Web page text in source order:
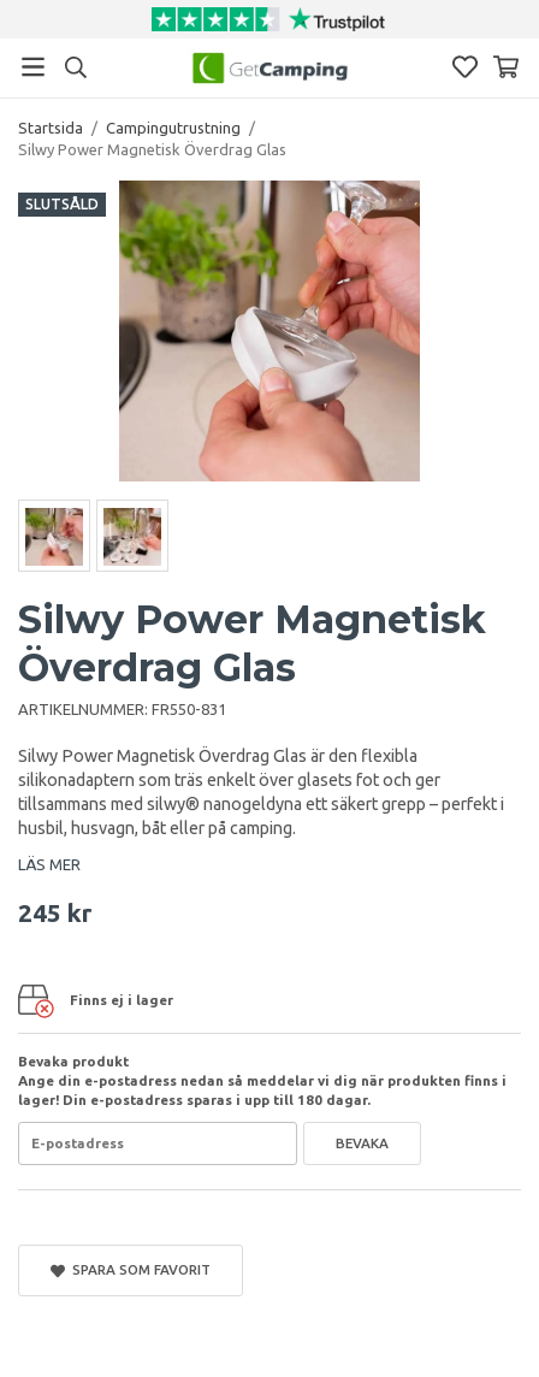
Startsida / Campingutrustning
/
Silwy Power Magnetisk Överdrag Glas
SLUTSÅLD
Silwy Power Magnetisk
Överdrag Glas
ARTIKELNUMMER: FR550-831
Silwy Power Magnetisk Överdrag Glas är den flexibla
silikonadaptern som träs enkelt över glasets fot och ger
tillsammans med silwy® nanogeldyna ett säkert grepp – perfekt i
husbil, husvagn, båt eller på camping.
LÄS MER
245 kr
Finns ej i lager
Bevaka produkt
Ange din e-postadress nedan så meddelar vi dig när produkten finns i
lager! Din e-postadress sparas i upp till 180 dagar.
BEVAKA
SPARA SOM FAVORIT